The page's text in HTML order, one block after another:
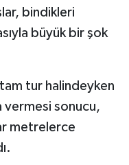
bindikleri
büyük bir şok
tur halindeyken
vermesi sonucu,
metrelerce